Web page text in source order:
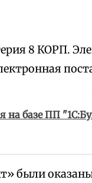
8 КОРП.
на базе ПП
были